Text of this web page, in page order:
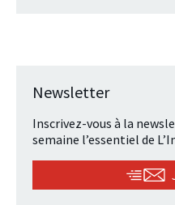
Newsletter
Inscrivez-vous à la
semaine l’essentiel de